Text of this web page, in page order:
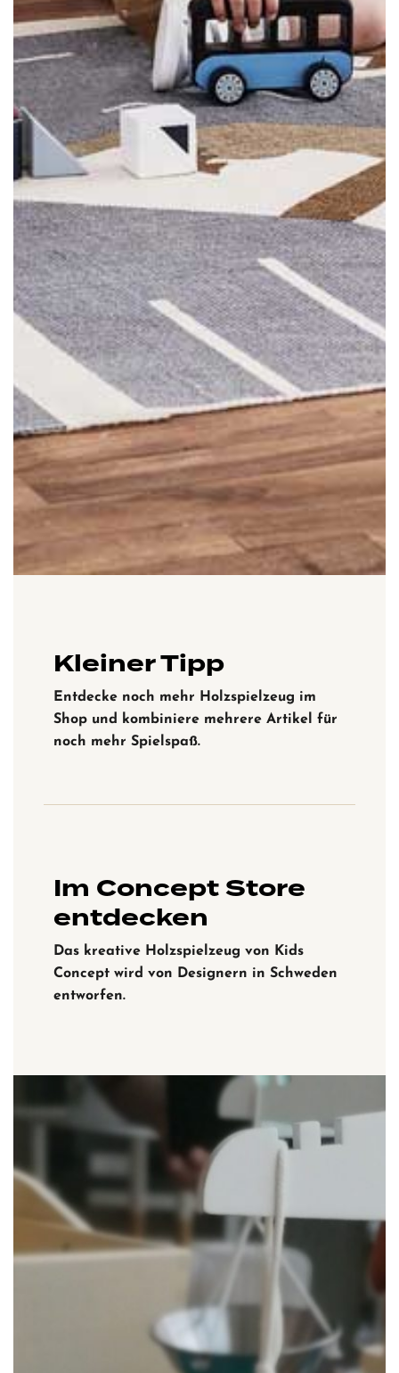
Kleiner Tipp
Entdecke noch mehr Holzspielzeug im
Shop und kombiniere mehrere Artikel für
noch mehr Spielspaß.
Im Concept Store
entdecken
Das kreative Holzspielzeug von Kids
Concept wird von Designern in Schweden
entworfen.